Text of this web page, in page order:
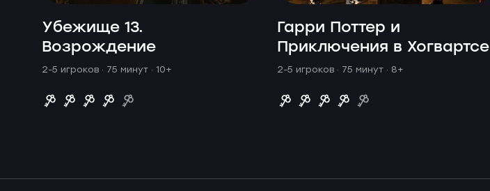
Убежище 13.
Возрождение
2-5 игроков · 75 минут · 10+
Гарри Поттер и
Приключения в Хогвартсе
2-5 игроков · 75 минут · 8+